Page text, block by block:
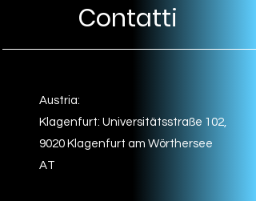
Contatti
Austria:
Klagenfurt: Universitätsstraße 102,
9020 Klagenfurt am Wörthersee
AT